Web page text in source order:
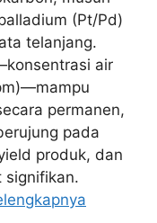
(Pt/Pd)
telanjang.
air
permanen,
pada
produk, dan
signifikan.